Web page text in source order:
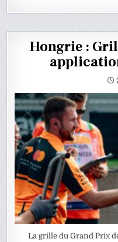
Hongrie :
La grille du Grand Prix